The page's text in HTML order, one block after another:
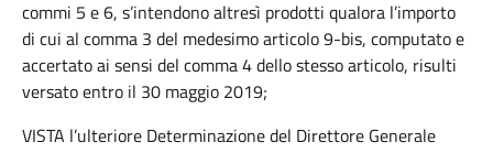
commi 5 e 6, s’intendono altresì prodotti qualora l’importo
di cui al comma 3 del medesimo articolo 9-bis, computato e
accertato ai sensi del comma 4 dello stesso articolo, risulti
versato entro il 30 maggio 2019;
VISTA l’ulteriore Determinazione del Direttore Generale